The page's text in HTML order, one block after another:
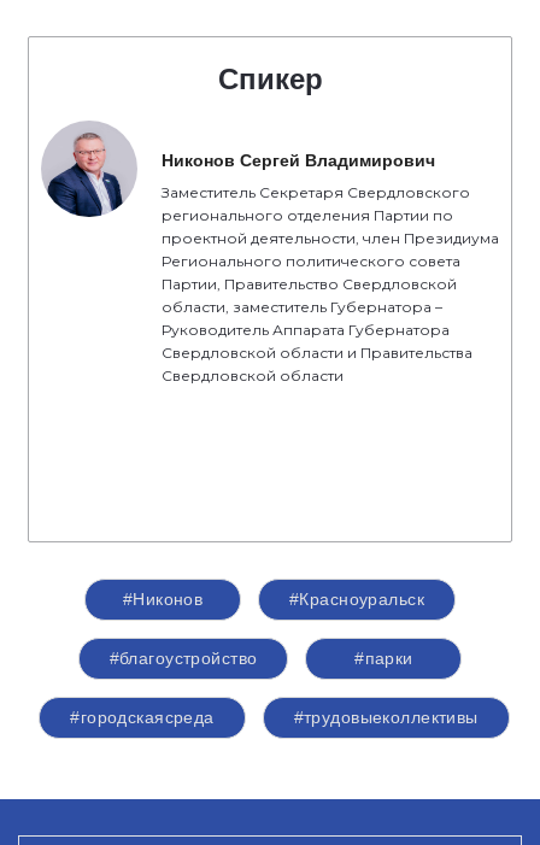
Спикер
Никонов Сергей Владимирович
Заместитель Секретаря Свердловского
регионального отделения Партии по
проектной деятельности, член Президиума
Регионального политического совета
Партии, Правительство Свердловской
области, заместитель Губернатора –
Руководитель Аппарата Губернатора
Свердловской области и Правительства
Свердловской области
#Никонов #Красноуральск
#благоустройство #парки
#городскаясреда #трудовыеколлективы